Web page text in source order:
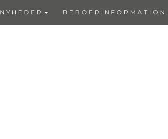
NYHEDER BEBOERINFORMATION